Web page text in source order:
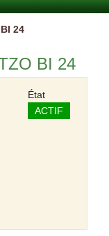
24
BI 24
État
ACTIF